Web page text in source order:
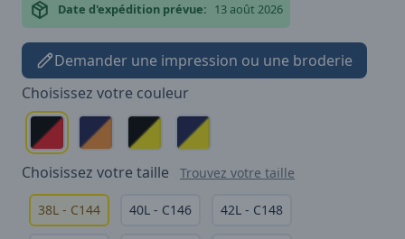
Date d'expédition prévue: 13 août 2026
Demander une impression ou une broderie
Choisissez votre couleur
Choisissez votre taille Trouvez votre taille
38L - C144 40L - C146 42L - C148